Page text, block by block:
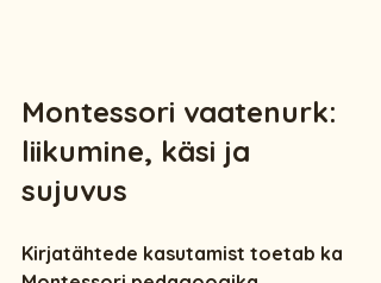
Montessori vaatenurk:
liikumine, käsi ja
sujuvus
Kirjatähtede kasutamist toetab ka